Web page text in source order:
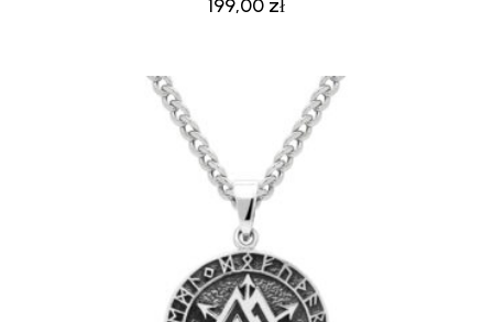
199,00 zł